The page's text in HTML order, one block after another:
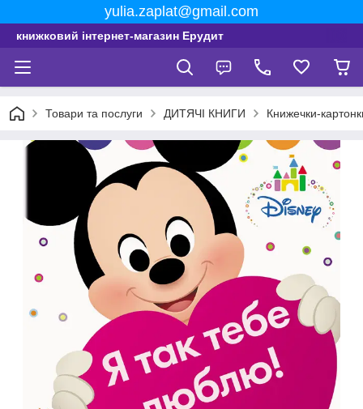
yulia.zaplat@gmail.com
книжковий інтернет-магазин Ерудит
Товари та послуги ДИТЯЧІ КНИГИ Книжечки-